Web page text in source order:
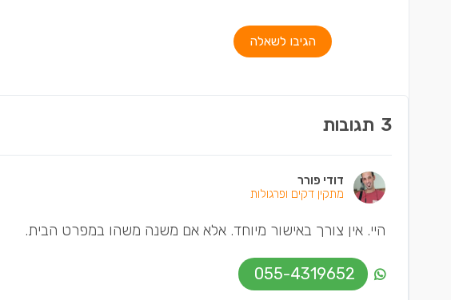
הגיבו לשאלה
3 תגובות
דודי פורר
מתקין דקים ופרגולות
היי. אין צורך באישור מיוחד. אלא אם משנה משהו במפרט הבית.
055-4319652